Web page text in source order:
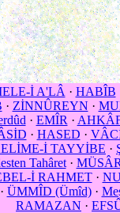
İ A'LÂ · HABÎB
· ZİNNÛREYN ·
· EMÎR ·
· HASED ·
İ TAYYİBE ·
Tahâret·
İ RAHMET·
· ÜMMÎD (Ümîd)·
RAMAZAN ·